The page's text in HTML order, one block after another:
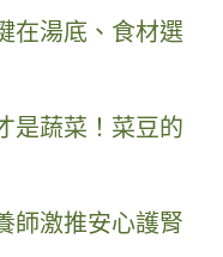
在湯底、食材選
是蔬菜！菜豆的
師激推安心護腎